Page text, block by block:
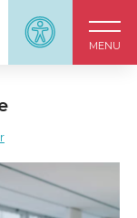
Panneau
MENU
LinkedIn
sur email